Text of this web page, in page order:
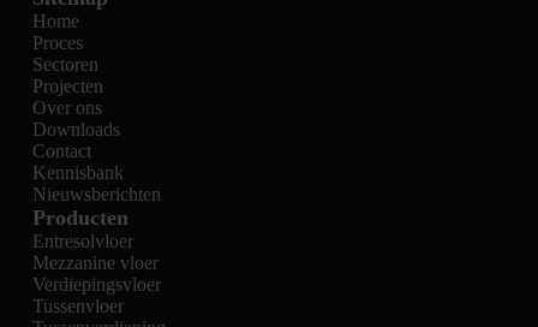
Home
Proces
Sectoren
Projecten
Over ons
Downloads
Contact
Kennisbank
Nieuwsberichten
Producten
Entresolvloer
Mezzanine vloer
Verdiepingsvloer
Tussenvloer